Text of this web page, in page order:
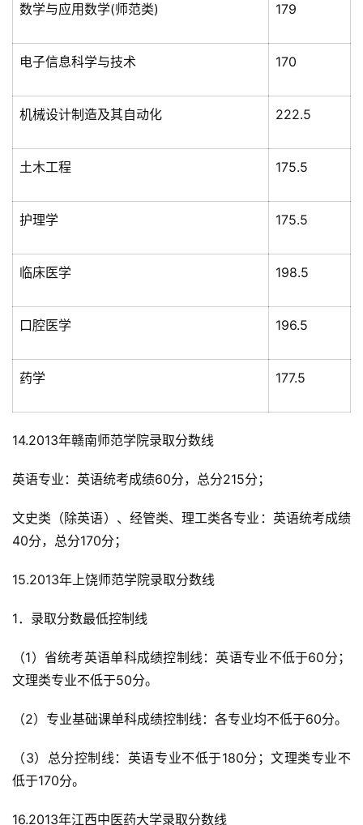
数学与应用数学(师范类) 179
电子信息科学与技术 170
机械设计制造及其自动化 222.5
土木工程 175.5
护理学 175.5
临床医学 198.5
口腔医学 196.5
药学 177.5
14.2013年赣南师范学院录取分数线
英语专业：英语统考成绩60分，总分215分；
文史类（除英语）、经管类、理工类各专业：英语统考成绩
40分，总分170分；
15.2013年上饶师范学院录取分数线
1．录取分数最低控制线
（1）省统考英语单科成绩控制线：英语专业不低于60分；
文理类专业不低于50分。
（2）专业基础课单科成绩控制线：各专业均不低于60分。
（3）总分控制线：英语专业不低于180分；文理类专业不
低于170分。
16.2013年江西中医药大学录取分数线